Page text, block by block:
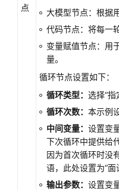
点
大模型节点：根据
代码节点：将每一
变量赋值节点：用
量。
循环节点设置如下：
循环类型： 选择“指
循环次数： 本示例
中间变量： 设置变
下次循环中提供给
因为首次循环时没
语，此处设置为“面
输出参数： 设置变